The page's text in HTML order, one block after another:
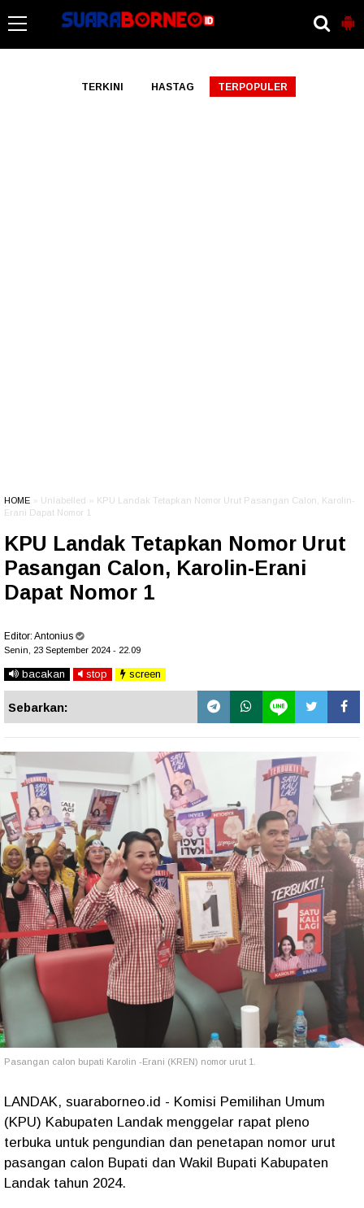
TERKINI HASTAG TERPOPULER
HOME » Unlabelled » KPU Landak Tetapkan Nomor Urut Pasangan Calon, Karolin-
Erani Dapat Nomor 1
KPU Landak Tetapkan Nomor Urut
Pasangan Calon, Karolin-Erani
Dapat Nomor 1
Editor: Antonius
Senin, 23 September 2024 - 22.09
bacakan stop screen
Sebarkan:
Pasangan calon bupati Karolin -Erani (KREN) nomor urut 1.
LANDAK, suaraborneo.id - Komisi Pemilihan Umum
(KPU) Kabupaten Landak menggelar rapat pleno
terbuka untuk pengundian dan penetapan nomor urut
pasangan calon Bupati dan Wakil Bupati Kabupaten
Landak tahun 2024.